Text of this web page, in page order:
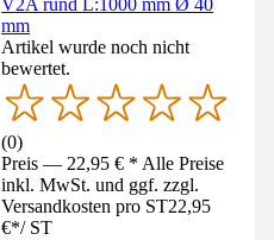
mm
Artikel wurde noch nicht
bewertet.
(0)
Preis — 22,95 € * Alle Preise
inkl. MwSt. und ggf. zzgl.
Versandkosten pro ST22,95
€*/ ST